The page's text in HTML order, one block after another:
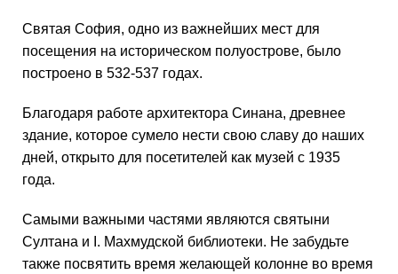
Святая София, одно из важнейших мест для
посещения на историческом полуострове, было
построено в 532-537 годах.
Благодаря работе архитектора Синана, древнее
здание, которое сумело нести свою славу до наших
дней, открыто для посетителей как музей с 1935
года.
Самыми важными частями являются святыни
Султана и I. Махмудской библиотеки. Не забудьте
также посвятить время желающей колонне во время